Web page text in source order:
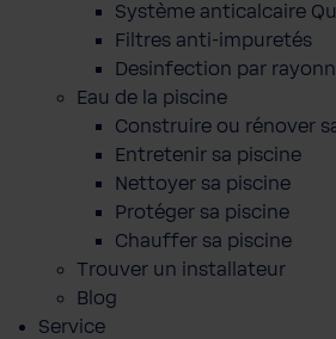
Système anticalcaire
Filtres anti-impuretés
Desinfection par
Eau de la piscine
Construire ou rénover
Entretenir sa piscine
Nettoyer sa piscine
Protéger sa piscine
Chauffer sa piscine
Trouver un installateur
Blog
Service